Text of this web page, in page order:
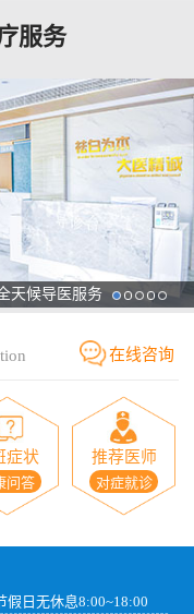
服务
天候导医服务
在线咨询
症状
问答
推荐医师
对症就诊
假日无休息8:00~18:00